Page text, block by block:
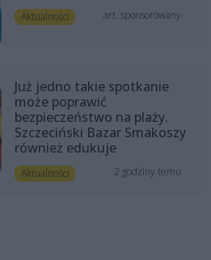
Aktualności art. sponsorowany
Już jedno takie spotkanie
może poprawić
bezpieczeństwo na plaży.
Szczeciński Bazar Smakoszy
również edukuje
Aktualności 2 godziny temu